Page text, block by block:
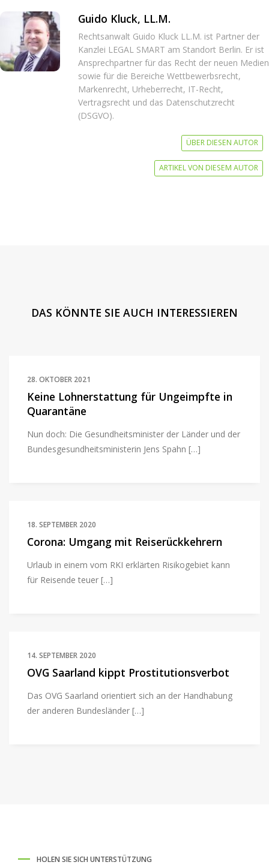
Guido Kluck, LL.M.
Rechtsanwalt Guido Kluck LL.M. ist Partner der
Kanzlei LEGAL SMART am Standort Berlin. Er ist
Ansprechpartner für das Recht der neuen Medien
sowie für die Bereiche Wettbewerbsrecht,
Markenrecht, Urheberrecht, IT-Recht,
Vertragsrecht und das Datenschutzrecht
(DSGVO).
ÜBER DIESEN AUTOR
ARTIKEL VON DIESEM AUTOR
DAS KÖNNTE SIE AUCH INTERESSIEREN
28. OKTOBER 2021
Keine Lohnerstattung für Ungeimpfte in
Quarantäne
Nun doch: Die Gesundheitsminister der Länder und der
Bundesgesundheitsministerin Jens Spahn […]
18. SEPTEMBER 2020
Corona: Umgang mit Reiserückkehrern
Urlaub in einem vom RKI erklärten Risikogebiet kann
für Reisende teuer […]
14. SEPTEMBER 2020
OVG Saarland kippt Prostitutionsverbot
Das OVG Saarland orientiert sich an der Handhabung
der anderen Bundesländer […]
HOLEN SIE SICH UNTERSTÜTZUNG